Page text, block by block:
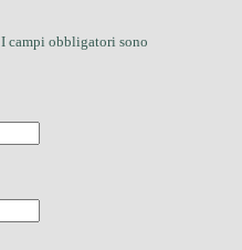
I campi obbligatori sono